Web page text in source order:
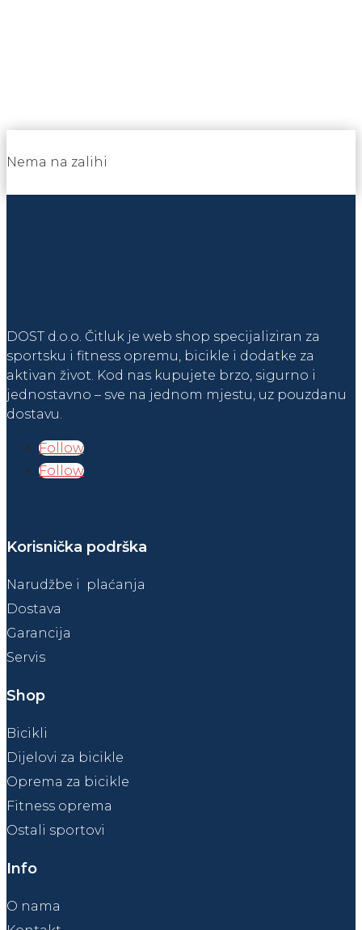
Nema na zalihi
DOST d.o.o. Čitluk je web shop specijaliziran za
sportsku i fitness opremu, bicikle i dodatke za
aktivan život. Kod nas kupujete brzo, sigurno i
jednostavno – sve na jednom mjestu, uz pouzdanu
dostavu.
Follow
Follow
Korisnička podrška
Narudžbe i plaćanja
Dostava
Garancija
Servis
Shop
Bicikli
Dijelovi za bicikle
Oprema za bicikle
Fitness oprema
Ostali sportovi
Info
O nama